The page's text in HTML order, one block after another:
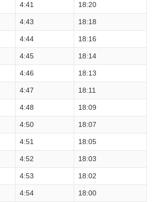
4:41 18:20
4:43 18:18
4:44 18:16
4:45 18:14
4:46 18:13
4:47 18:11
4:48 18:09
4:50 18:07
4:51 18:05
4:52 18:03
4:53 18:02
4:54 18:00